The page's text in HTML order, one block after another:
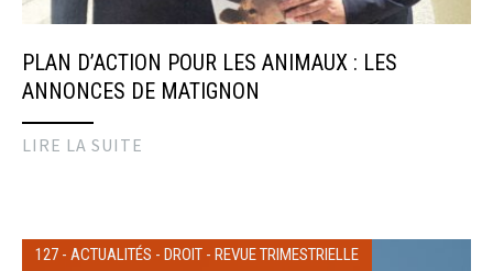
PLAN D’ACTION POUR LES ANIMAUX : LES
ANNONCES DE MATIGNON
LIRE LA SUITE
127 - ACTUALITÉS - DROIT - REVUE TRIMESTRIELLE